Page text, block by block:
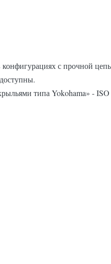
с прочной
типа Yokohama» -